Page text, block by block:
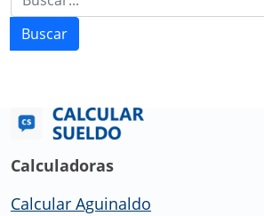
Buscar
Calculadoras
Calcular Aguinaldo